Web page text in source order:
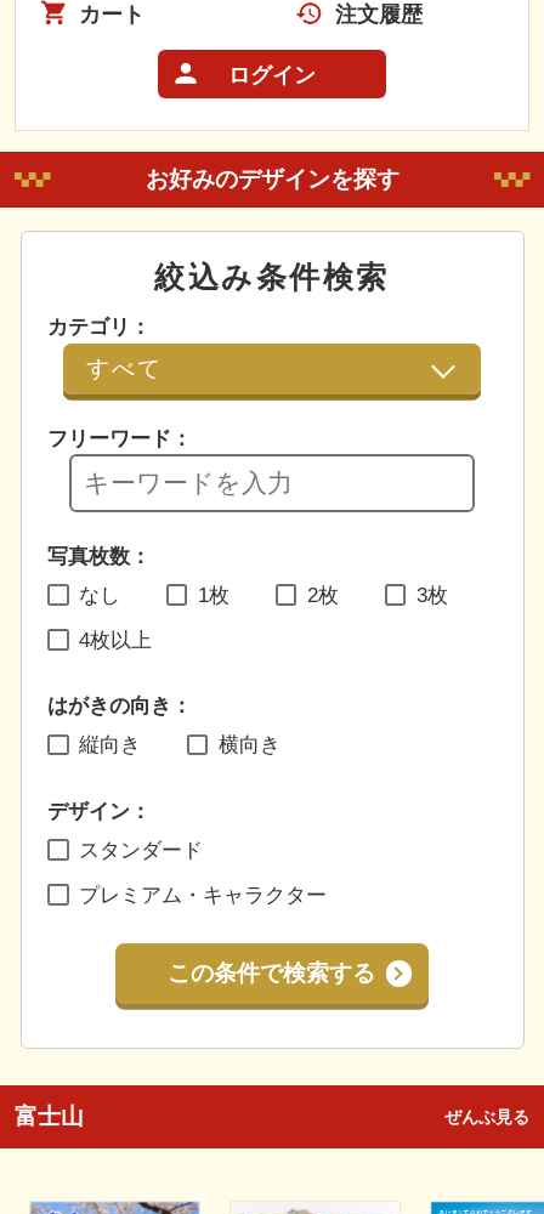
カート 注文履歴
ログイン
お好みのデザインを探す
絞込み条件検索
カテゴリ：
フリーワード：
写真枚数：
なし
1枚 2枚 3枚
4枚以上
はがきの向き：
縦向き
横向き
デザイン：
スタンダード
プレミアム・キャラクター
この条件で検索する
富士山 ぜんぶ見る